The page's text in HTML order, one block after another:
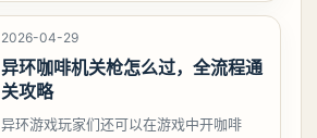
象委托唤孤归任务攻
2026-04-29
异环咖啡机关枪怎么过，全流程通
关攻略
异环游戏玩家们还可以在游戏中开咖啡